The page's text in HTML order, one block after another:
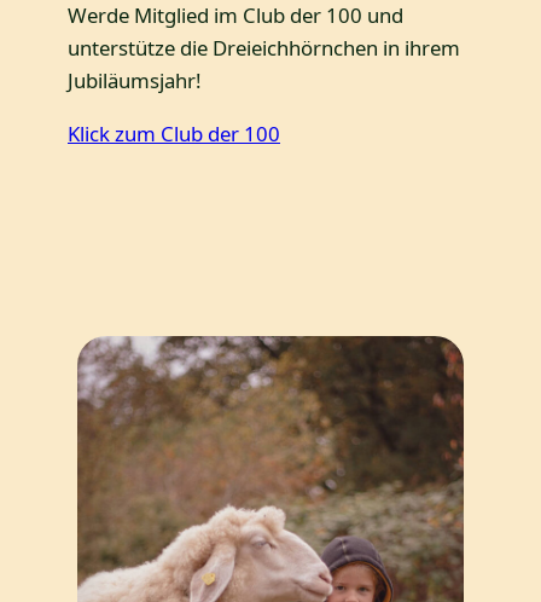
Werde Mitglied im Club der 100 und
unterstütze die Dreieichhörnchen in ihrem
Jubiläumsjahr!
Klick zum Club der 100